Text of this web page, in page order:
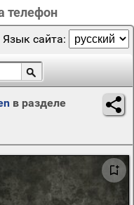
телефон
Язык сайта:
в разделе